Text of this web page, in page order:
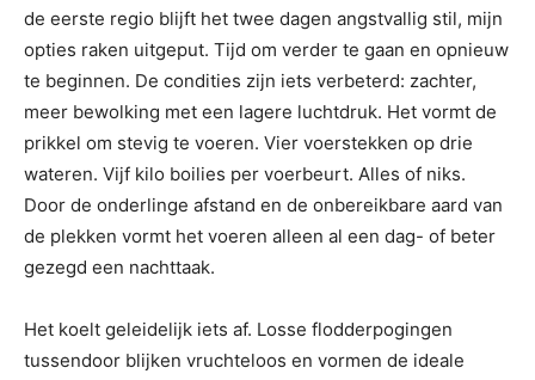
de eerste regio blijft het twee dagen angstvallig stil, mijn
opties raken uitgeput. Tijd om verder te gaan en opnieuw
te beginnen. De condities zijn iets verbeterd: zachter,
meer bewolking met een lagere luchtdruk. Het vormt de
prikkel om stevig te voeren. Vier voerstekken op drie
wateren. Vijf kilo boilies per voerbeurt. Alles of niks.
Door de onderlinge afstand en de onbereikbare aard van
de plekken vormt het voeren alleen al een dag- of beter
gezegd een nachttaak.
Het koelt geleidelijk iets af. Losse flodderpogingen
tussendoor blijken vruchteloos en vormen de ideale